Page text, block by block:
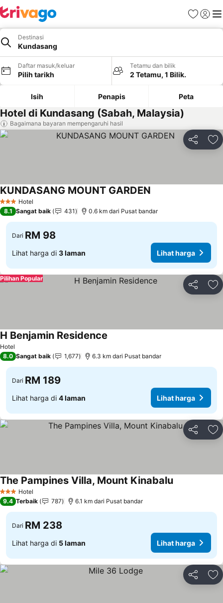
Kegemaran
Daftar
Destinasi
Kundasang
Daftar masuk/keluar
Pilih tarikh
Tetamu dan bilik
2 Tetamu, 1 Bilik.
Isih Penapis Peta
Hotel di Kundasang (Sabah, Malaysia)
Bagaimana bayaran mempengaruhi hasil
Kongsi
3 BintangHotel
KUNDASANG MOUNT GARDEN
8.1 Sangat baik 431 0.6 km dari Pusat bandar
Dari RM 98
Lihat harga di 3 laman Lihat harga
Kongsi
Pilihan Popular
Hotel
H Benjamin Residence
8.0 Sangat baik 1,677 6.3 km dari Pusat bandar
Dari RM 189
Lihat harga di 4 laman Lihat harga
Kongsi
3 BintangHotel
The Pampines Villa, Mount Kinabalu
9.4 Terbaik 787 6.1 km dari Pusat bandar
Dari RM 238
Lihat harga di 5 laman Lihat harga
Kongsi